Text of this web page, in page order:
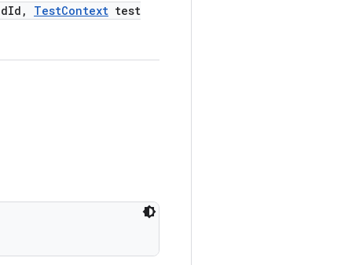
Id , TestContext test